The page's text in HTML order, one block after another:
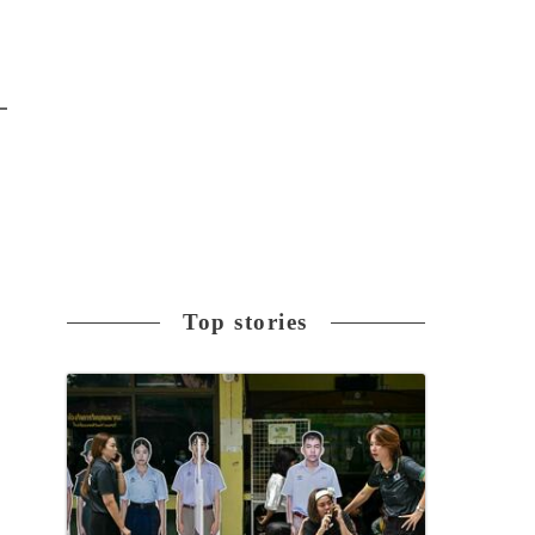
Top stories